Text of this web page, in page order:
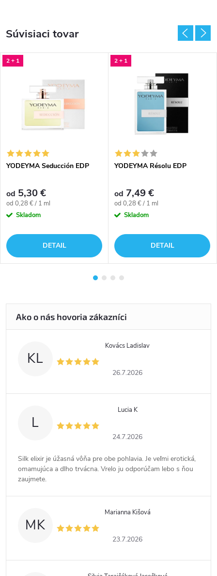
Súvisiaci tovar
2 + 1
YODEYMA Seducción EDP
od 5,30 €
Jednotková
cena:
od 0,28 € / 1 ml
Skladom
DETAIL
2 + 1
YODEYMA Résolu EDP
od 7,49 €
Jednotková
cena:
od 0,28 € / 1 ml
Skladom
DETAIL
KL
Kovács Ladislav
26.7.2026
L
Lucia K
24.7.2026
Silk elixir je úžasná vôňa pre obe pohlavia. Je veľmi erotická,
omamujúca a dlho trvácna. Vrelo ju odporúčam lebo s ňou
zaujmete.
MK
Marianna Kišová
23.7.2026